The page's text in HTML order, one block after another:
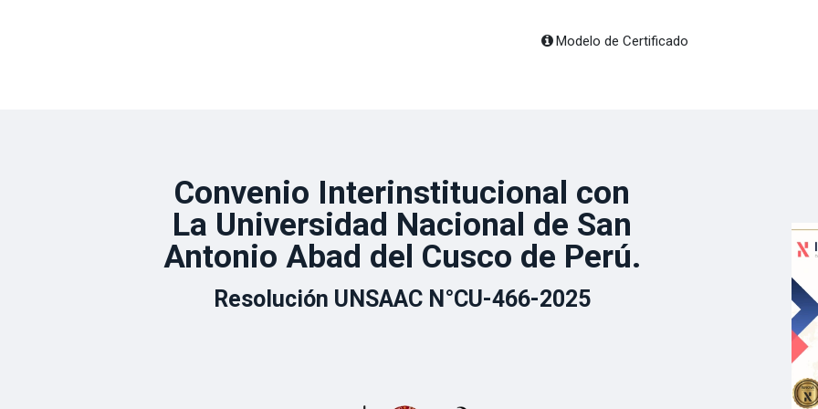
Modelo de Certificado
Convenio Interinstitucional con
La Universidad Nacional de San
Antonio Abad del Cusco de Perú.
Resolución UNSAAC N°CU-466-2025